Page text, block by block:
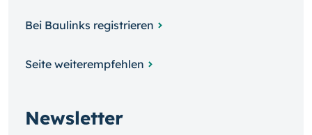
Bei Baulinks registrieren
Seite weiterempfehlen
Newsletter